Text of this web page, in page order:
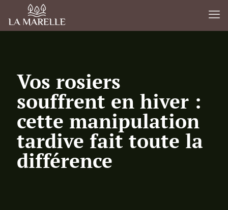
Vos rosiers
souffrent en hiver :
cette manipulation
tardive fait toute la
différence